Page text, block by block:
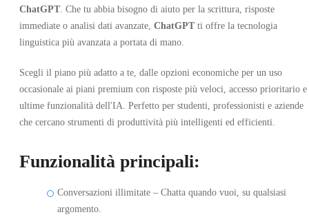
ChatGPT . Che tu abbia bisogno di aiuto per la scrittura, risposte
immediate o analisi dati avanzate, ChatGPT ti offre la tecnologia
linguistica più avanzata a portata di mano.
Scegli il piano più adatto a te, dalle opzioni economiche per un uso
occasionale ai piani premium con risposte più veloci, accesso prioritario e
ultime funzionalità dell'IA. Perfetto per studenti, professionisti e aziende
che cercano strumenti di produttività più intelligenti ed efficienti.
Funzionalità principali:
Conversazioni illimitate – Chatta quando vuoi, su qualsiasi
argomento.